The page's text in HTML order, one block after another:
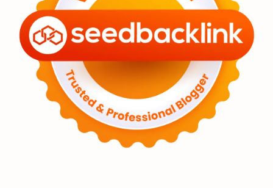
Premium Komet Bulan
Penelitian Serba-serbi Satelit
Luar Angkasa Video Aurora
Supernova Nebula Sponsored
Featured Mars
GMT 2016